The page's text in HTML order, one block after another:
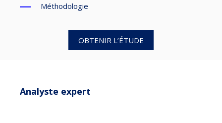
Méthodologie
OBTENIR L’ÉTUDE
Analyste expert